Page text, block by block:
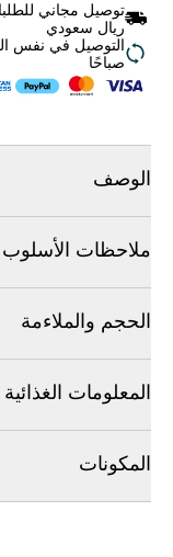
ريال سعودي
صباحًا
الوصف
ملاحظات الأسلوب
الحجم والملاءمة
المعلومات الغذائية
المكونات